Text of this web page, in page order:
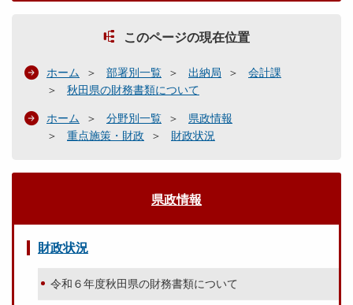
このページの現在位置
ホーム 部署別一覧 出納局
会計課
秋田県の財務書類について
ホーム 分野別一覧
県政情報
重点施策・財政
財政状況
県政情報
財政状況
令和６年度秋田県の財務書類について